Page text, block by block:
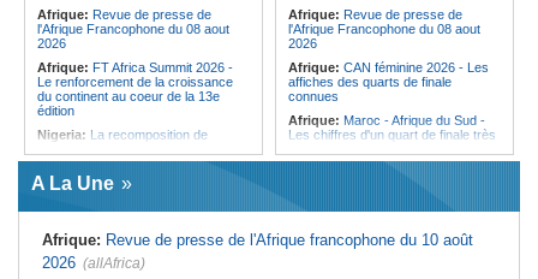
Afrique: Revue de presse de
l'Afrique Francophone du 08 aout
2026
Afrique: FT Africa Summit 2026 -
Le renforcement de la croissance
du continent au coeur de la 13e
édition
Nigeria: La recomposition de
durcissement électoral
Afrique de l'Ouest:
pour le secteur agricole
Afrique de l'Ouest:Terrorisme,
armes légères - L'ONU tire la
sonnette d'alarme
Afrique: Revue de presse de
l'Afrique Francophone du 08 aout
2026
Afrique: CAN féminine 2026 - Les
affiches des quarts de finale
connues
Afrique: Maroc - Afrique du Sud -
Les chiffres d'un quart de finale très
l'avant »
Afrique:Les statistiques clés avant
A La Une
Afrique: Revue de presse de l'Afrique francophone du 10 août
2026 (allAfrica)